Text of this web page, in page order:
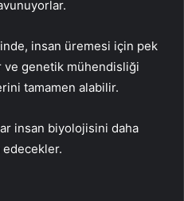
insan üremesi için pek
ve genetik mühendisliği
tamamen alabilir.
insan biyolojisini daha